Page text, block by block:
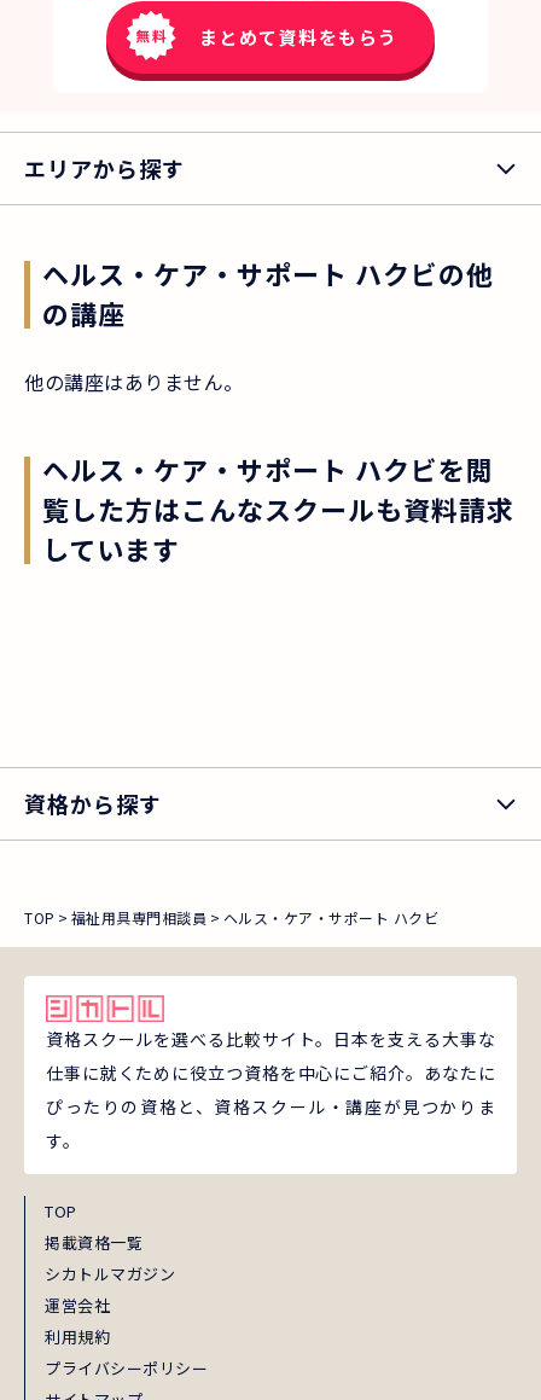
まとめて資料をもらう
エリアから探す
ヘルス・ケア・サポート ハクビの他
の講座
他の講座はありません。
ヘルス・ケア・サポート ハクビを閲
覧した方はこんなスクールも資料請求
しています
資格から探す
TOP 福祉用具専門相談員 ヘルス・ケア・サポート ハクビ
資格スクールを選べる比較サイト。日本を支える大事な
仕事に就くために役立つ資格を中心にご紹介。あなたに
ぴったりの資格と、資格スクール・講座が見つかりま
す。
TOP
掲載資格一覧
シカトルマガジン
運営会社
利用規約
プライバシーポリシー